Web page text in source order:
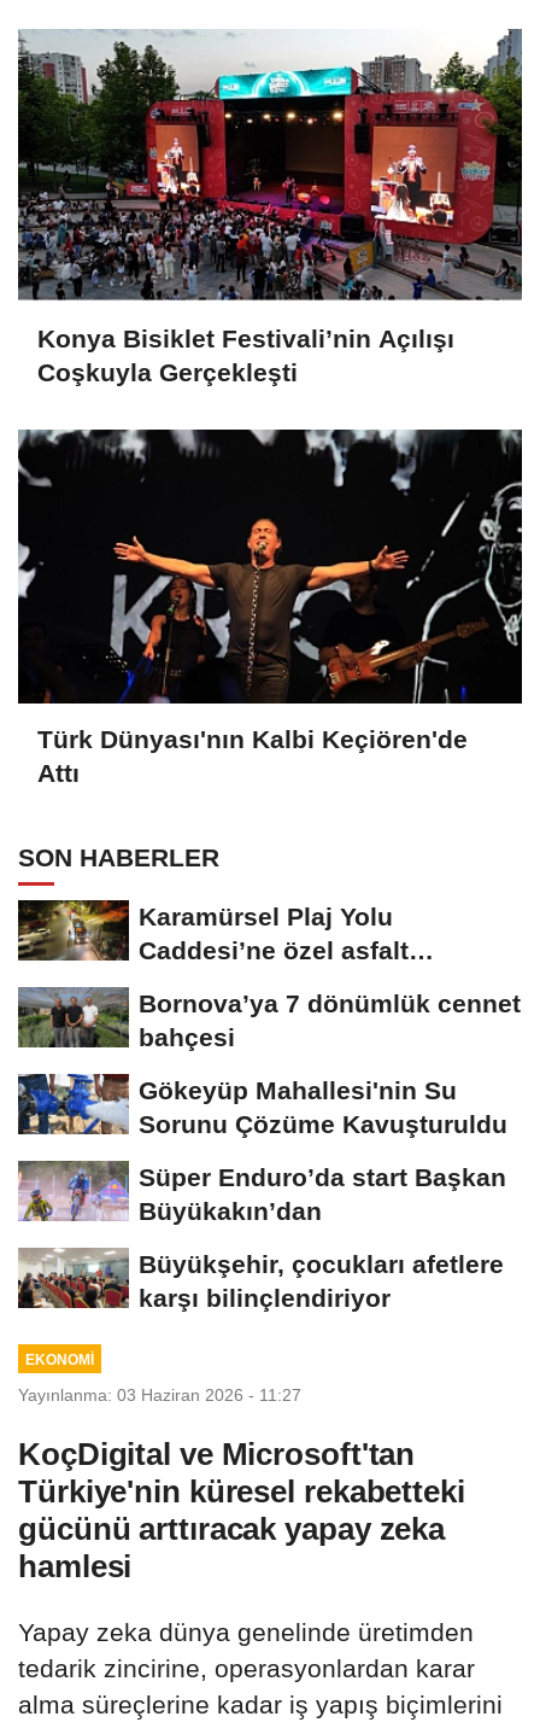
Konya Bisiklet Festivali’nin Açılışı
Coşkuyla Gerçekleşti
Türk Dünyası'nın Kalbi Keçiören'de
Attı
SON HABERLER
Karamürsel Plaj Yolu
Caddesi’ne özel asfalt
Bornova’ya 7 dönümlük cennet
bahçesi
Gökeyüp Mahallesi'nin Su
Sorunu Çözüme Kavuşturuldu
Süper Enduro’da start Başkan
Büyükakın’dan
Büyükşehir, çocukları afetlere
karşı bilinçlendiriyor
EKONOMİ
Yayınlanma: 03 Haziran 2026 - 11:27
KoçDigital ve Microsoft'tan
Türkiye'nin küresel rekabetteki
gücünü arttıracak yapay zeka
hamlesi
Yapay zeka dünya genelinde üretimden
tedarik zincirine, operasyonlardan karar
alma süreçlerine kadar iş yapış biçimlerini